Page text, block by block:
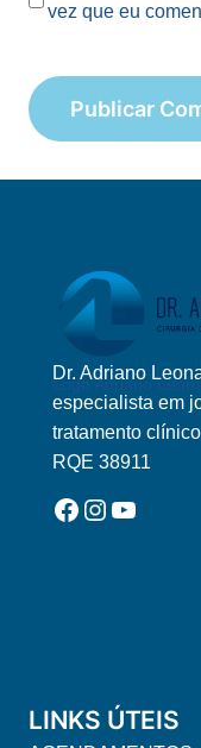
vez que eu
Logo Adriano
Dr. Adriano
especialista em
tratamento
RQE 38911
Facebook
Instagram
LINKS ÚTEIS